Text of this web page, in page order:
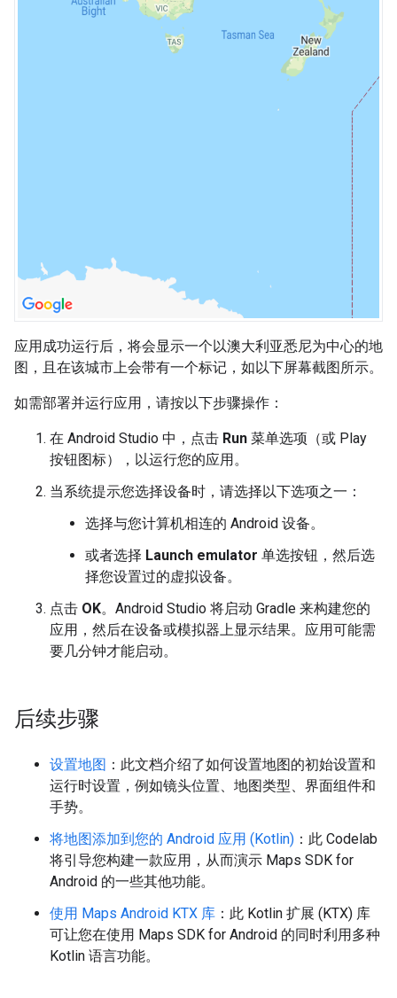
应用成功运行后，将会显示一个以澳大利亚悉尼为中心的地
图，且在该城市上会带有一个标记，如以下屏幕截图所示。
如需部署并运行应用，请按以下步骤操作：
在 Android Studio 中，点击 Run 菜单选项（或 Play
按钮图标），以运行您的应用。
当系统提示您选择设备时，请选择以下选项之一：
选择与您计算机相连的 Android 设备。
或者选择 Launch emulator 单选按钮，然后选
择您设置过的虚拟设备。
点击 OK。Android Studio 将启动 Gradle 来构建您的
应用，然后在设备或模拟器上显示结果。应用可能需
要几分钟才能启动。
后续步骤
设置地图 ：此文档介绍了如何设置地图的初始设置和
运行时设置，例如镜头位置、地图类型、界面组件和
手势。
将地图添加到您的 Android 应用 (Kotlin) ：此 Codelab
将引导您构建一款应用，从而演示 Maps SDK for
Android 的一些其他功能。
使用 Maps Android KTX 库 ：此 Kotlin 扩展 (KTX) 库
可让您在使用 Maps SDK for Android 的同时利用多种
Kotlin 语言功能。